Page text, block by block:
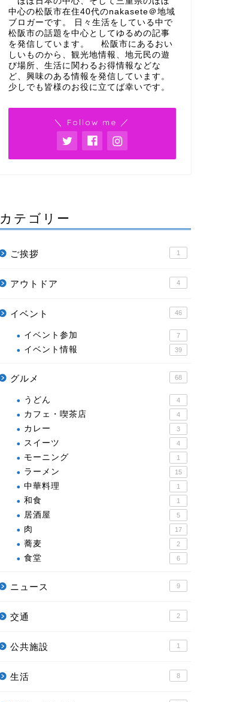
中心の松阪市在住40代のnakasete＠地域
ブロガーです。 日々生活をしている中で
松阪市の話題を中心としてゆるめの記事
を発信しています。 松阪市にあるおい
しいものから、観光地情報、地元民の遊
び場所、生活に関わるお得情報などな
ど、興味のある情報を発信しています。
少しでも皆様のお役に立てば幸いです。
＼ Follow me ／
カテゴリー
ご挨拶 1
アウトドア 4
イベント 46
イベント参加 7
イベント情報 39
グルメ 68
うどん 4
カフェ・喫茶店 4
カレー 3
スイーツ 4
モーニング 1
ラーメン 15
中華料理 1
和食 1
居酒屋 5
肉 17
蕎麦 2
食堂 6
ニュース 9
交通 2
公共施設 1
生活 8